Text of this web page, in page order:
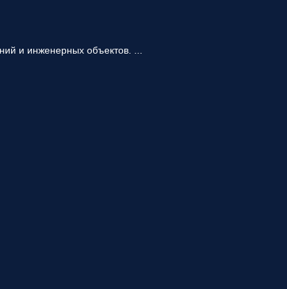
и инженерных объектов. ...